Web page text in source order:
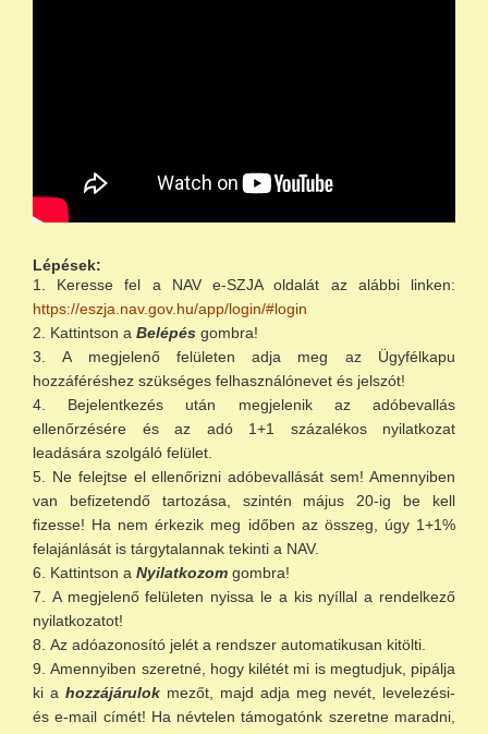
Lépések:
Keresse fel a NAV e-SZJA oldalát az alábbi linken:
https://eszja.nav.gov.hu/app/login/#login
Kattintson a Belépés gombra!
A megjelenő felületen adja meg az Ügyfélkapu
hozzáféréshez szükséges felhasználónevet és jelszót!
Bejelentkezés után megjelenik az adóbevallás
ellenőrzésére és az adó 1+1 százalékos nyilatkozat
leadására szolgáló felület.
Ne felejtse el ellenőrizni adóbevallását sem! Amennyiben
van befizetendő tartozása, szintén május 20-ig be kell
fizesse! Ha nem érkezik meg időben az összeg, úgy 1+1%
felajánlását is tárgytalannak tekinti a NAV.
Kattintson a Nyilatkozom gombra!
A megjelenő felületen nyissa le a kis nyíllal a rendelkező
nyilatkozatot!
Az adóazonosító jelét a rendszer automatikusan kitölti.
Amennyiben szeretné, hogy kilétét mi is megtudjuk, pipálja
ki a hozzájárulok mezőt, majd adja meg nevét, levelezési-
és e-mail címét! Ha névtelen támogatónk szeretne maradni,